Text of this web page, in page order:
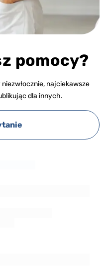
pomocy?
najciekawsze
dla innych.